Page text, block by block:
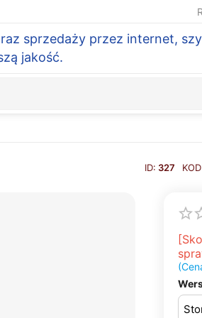
sprzedaży przez internet,
jakość.
ID: 327